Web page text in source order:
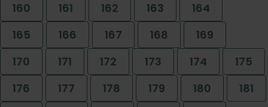
160
161 162 163
164
165
166 167 168
169
170
171 172 173 174
175
176
177 178 179 180
181